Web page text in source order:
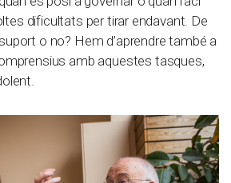
dificultats per tirar endavant. De
o no? Hem d’aprendre també a
amb aquestes tasques,